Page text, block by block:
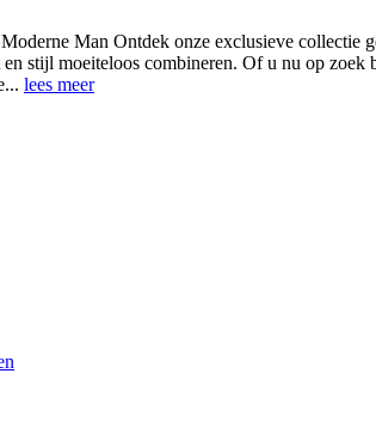
Man Ontdek onze exclusieve collectie
stijl moeiteloos combineren. Of u nu op zoek
lees meer